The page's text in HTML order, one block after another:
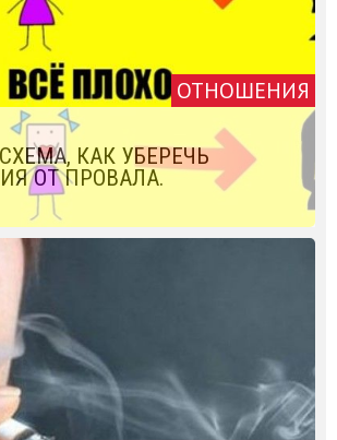
ОТНОШЕНИЯ
КАК УБЕРЕЧЬ
ОТ ПРОВАЛА.